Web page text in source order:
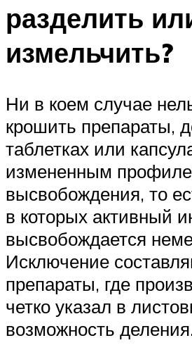
разделить
измельчить?
Ни в коем случае
крошить препараты,
таблетках или
измененным
высвобождения, то
в которых активный
высвобождается
Исключение
препараты, где
четко указал в
возможность